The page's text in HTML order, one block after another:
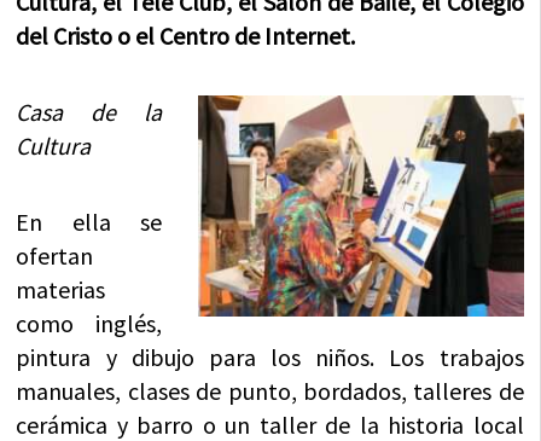
del Cristo o el Centro de Internet.
Casa de la
Cultura
En ella se
ofertan
materias
como inglés,
pintura y dibujo para los niños. Los trabajos
manuales, clases de punto, bordados, talleres de
cerámica y barro o un taller de la historia local